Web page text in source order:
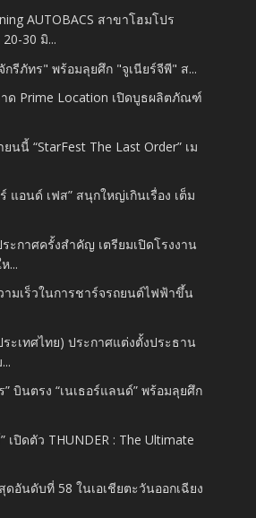
AUTOBACS สาขาโฮมโปร
30 มิ...
กรีภัทร" พร้อมลุยศึก "จูเนียร์จีพี" ส...
าด Prime Location เปิดบูธผลิตภัณฑ์
นนี้ “StarFest The Last Order” เม
แอนด์ เฟส” สนุกใหญ่เกินเรื่อง เต็ม
ระกาศครั้งสำคัญ เตรียมเปิดโรงงาน
...
ามเร็วในการชาร์จรถยนต์ไฟฟ้าขึ้น
ระเทศไทย) ประกาศแต่งตั้งประธาน
” บินตรง “เนเธอร์แลนด์” พร้อมลุยศึก
เปิดตัว THUNDER : The Ultimate
ดอันดับที่ 58 ในเอเชียตะวันออกเฉียง